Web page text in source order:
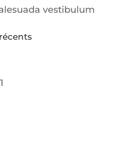
vestibulum